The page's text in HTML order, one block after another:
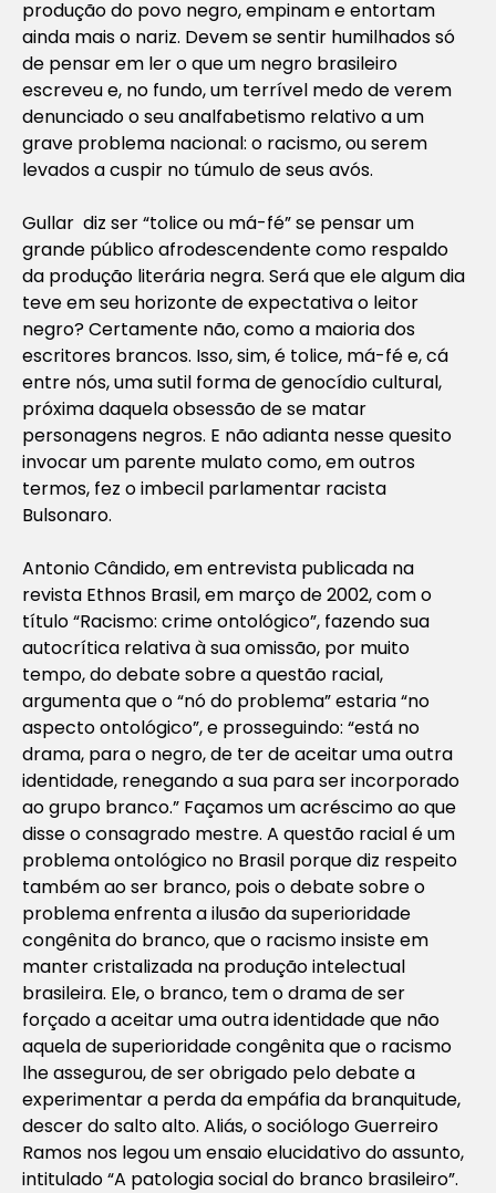
produção do povo negro, empinam e entortam
ainda mais o nariz. Devem se sentir humilhados só
de pensar em ler o que um negro brasileiro
escreveu e, no fundo, um terrível medo de verem
denunciado o seu analfabetismo relativo a um
grave problema nacional: o racismo, ou serem
levados a cuspir no túmulo de seus avós.
Gullar diz ser “tolice ou má-fé” se pensar um
grande público afrodescendente como respaldo
da produção literária negra. Será que ele algum dia
teve em seu horizonte de expectativa o leitor
negro? Certamente não, como a maioria dos
escritores brancos. Isso, sim, é tolice, má-fé e, cá
entre nós, uma sutil forma de genocídio cultural,
próxima daquela obsessão de se matar
personagens negros. E não adianta nesse quesito
invocar um parente mulato como, em outros
termos, fez o imbecil parlamentar racista
Bulsonaro.
Antonio Cândido, em entrevista publicada na
revista Ethnos Brasil, em março de 2002, com o
título “Racismo: crime ontológico”, fazendo sua
autocrítica relativa à sua omissão, por muito
tempo, do debate sobre a questão racial,
argumenta que o “nó do problema” estaria “no
aspecto ontológico”, e prosseguindo: “está no
drama, para o negro, de ter de aceitar uma outra
identidade, renegando a sua para ser incorporado
ao grupo branco.” Façamos um acréscimo ao que
disse o consagrado mestre. A questão racial é um
problema ontológico no Brasil porque diz respeito
também ao ser branco, pois o debate sobre o
problema enfrenta a ilusão da superioridade
congênita do branco, que o racismo insiste em
manter cristalizada na produção intelectual
brasileira. Ele, o branco, tem o drama de ser
forçado a aceitar uma outra identidade que não
aquela de superioridade congênita que o racismo
lhe assegurou, de ser obrigado pelo debate a
experimentar a perda da empáfia da branquitude,
descer do salto alto. Aliás, o sociólogo Guerreiro
Ramos nos legou um ensaio elucidativo do assunto,
intitulado “A patologia social do branco brasileiro”.